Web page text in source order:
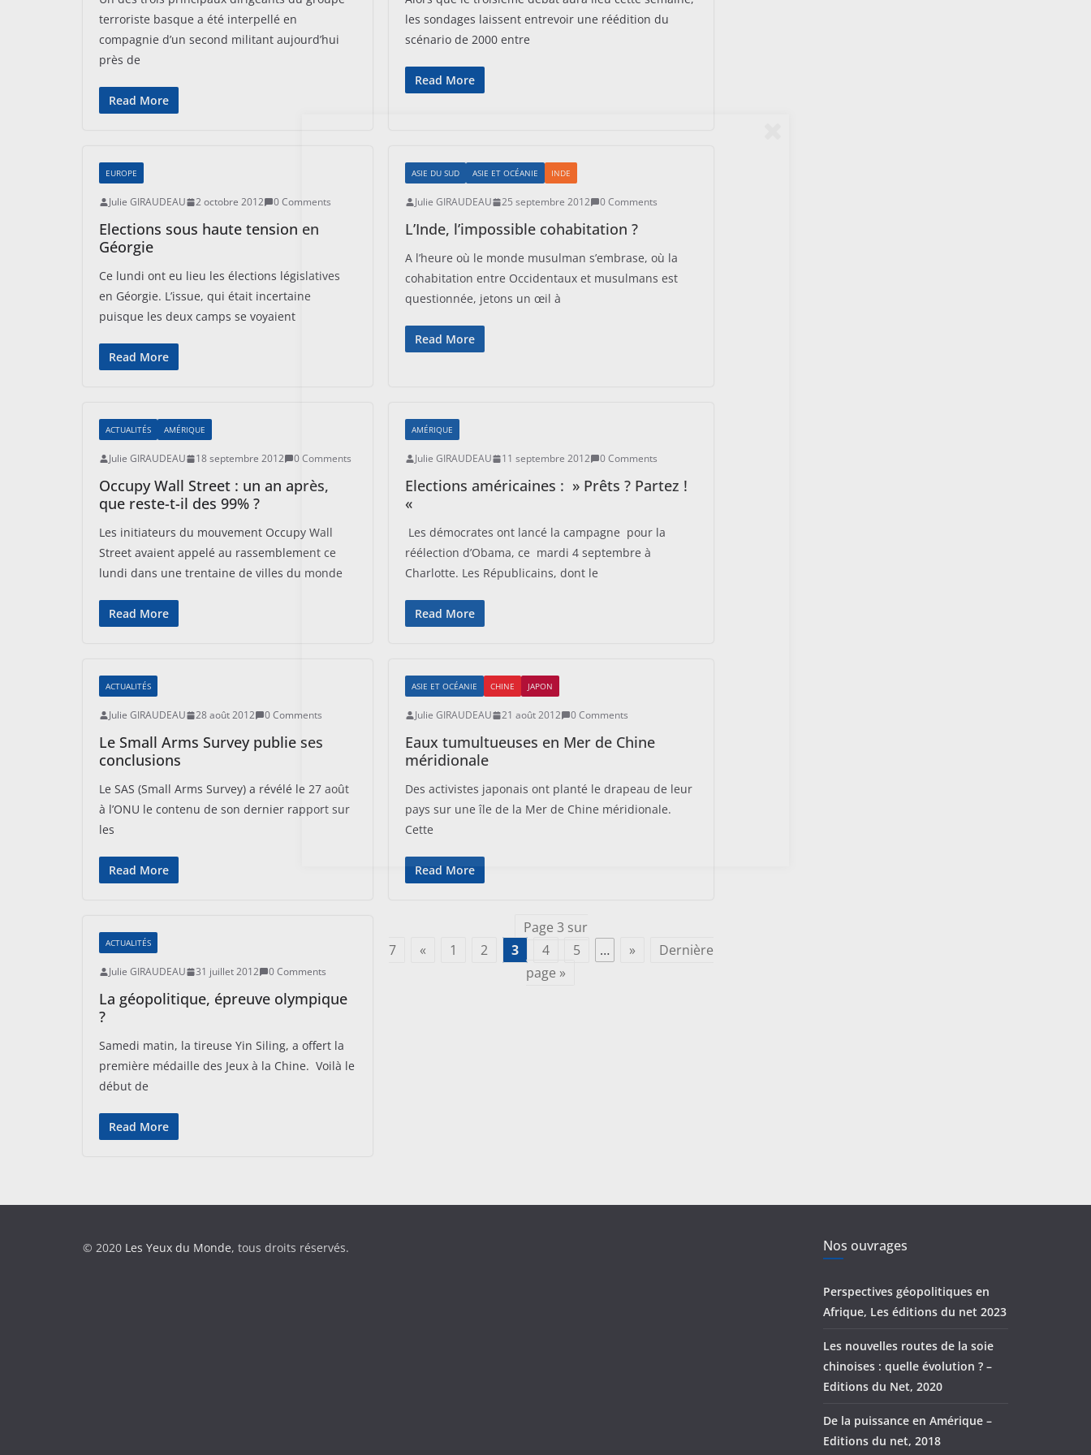
terroriste basque a été interpellé en
compagnie d’un second militant aujourd’hui
près de
Read More
les sondages laissent entrevoir une réédition du
scénario de 2000 entre
Read More
EUROPE
Julie GIRAUDEAU 2 octobre 2012 0 Comments
Elections sous haute tension en
Géorgie
Ce lundi ont eu lieu les élections législatives
en Géorgie. L’issue, qui était incertaine
puisque les deux camps se voyaient
Read More
ASIE DU SUD ASIE ET OCÉANIE INDE
Julie GIRAUDEAU 25 septembre 2012 0 Comments
L’Inde, l’impossible cohabitation ?
A l’heure où le monde musulman s’embrase, où la
cohabitation entre Occidentaux et musulmans est
questionnée, jetons un œil à
Read More
ACTUALITÉS AMÉRIQUE
Julie GIRAUDEAU 18 septembre 2012 0 Comments
Occupy Wall Street : un an après,
que reste-t-il des 99% ?
Les initiateurs du mouvement Occupy Wall
Street avaient appelé au rassemblement ce
lundi dans une trentaine de villes du monde
Read More
AMÉRIQUE
Julie GIRAUDEAU 11 septembre 2012 0 Comments
Elections américaines : » Prêts ? Partez !
«
Les démocrates ont lancé la campagne pour la
réélection d’Obama, ce mardi 4 septembre à
Charlotte. Les Républicains, dont le
Read More
ACTUALITÉS
Julie GIRAUDEAU 28 août 2012 0 Comments
Le Small Arms Survey publie ses
conclusions
Le SAS (Small Arms Survey) a révélé le 27 août
à l’ONU le contenu de son dernier rapport sur
les
Read More
ASIE ET OCÉANIE CHINE JAPON
Julie GIRAUDEAU 21 août 2012 0 Comments
Eaux tumultueuses en Mer de Chine
méridionale
Des activistes japonais ont planté le drapeau de leur
pays sur une île de la Mer de Chine méridionale.
Cette
Read More
ACTUALITÉS
Julie GIRAUDEAU 31 juillet 2012 0 Comments
La géopolitique, épreuve olympique
?
Samedi matin, la tireuse Yin Siling, a offert la
première médaille des Jeux à la Chine. Voilà le
début de
Read More
Page 3 sur
7
« 1 2 3 4 5 … »
Dernière
page »
© 2020 Les Yeux du Monde, tous droits réservés. Nos ouvrages
Perspectives géopolitiques en
Afrique, Les éditions du net 2023
Les nouvelles routes de la soie
chinoises : quelle évolution ? –
Editions du Net, 2020
De la puissance en Amérique –
Editions du net, 2018